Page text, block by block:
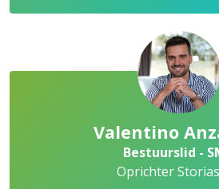
Valentino
Bestuurslid -
Oprichter